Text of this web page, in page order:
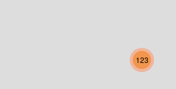
Oberösterreich
123